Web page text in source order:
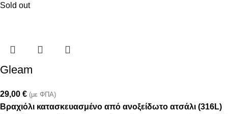
Sold out
Gleam
29,00 € (με ΦΠΑ)
Βραχιόλι κατασκευασμένο από ανοξείδωτο ατσάλι (316L)